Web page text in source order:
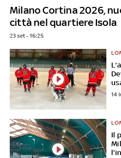
Milano Cortina 2026,
città nel quartiere Isola
23 set - 16:25
14
Il